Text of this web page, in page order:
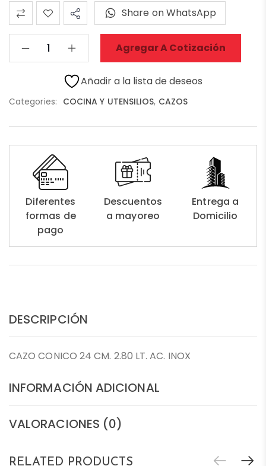
Agregar A Cotización
Share on WhatsApp
Añadir a la lista de deseos
Categories: COCINA Y UTENSILIOS, CAZOS
Diferentes
formas de
pago
Descuentos
a mayoreo
Entrega a
Domicilio
DESCRIPCIÓN
CAZO CONICO 24 CM. 2.80 LT. AC. INOX
INFORMACIÓN ADICIONAL
VALORACIONES (0)
RELATED PRODUCTS